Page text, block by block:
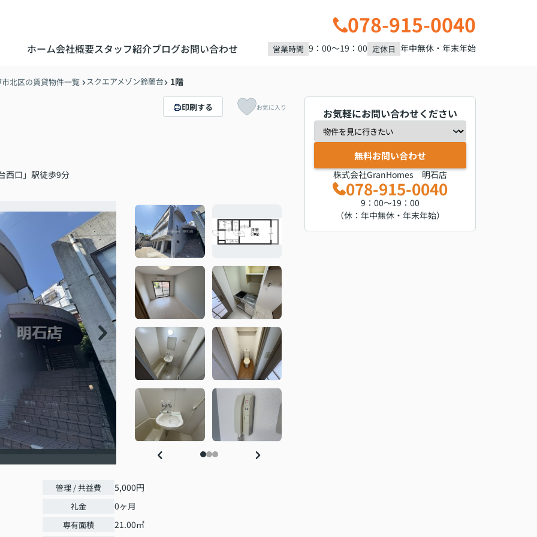
078-915-0040
ホーム会社概要スタッフ紹介ブログお問い合わせ 営業時間 9：00～19：00 定休日 年中無休・年末年始
北区の賃貸物件一覧 スクエアメゾン鈴蘭台 1階
西口」駅徒歩9分
印刷する お気に入り
管理 / 共益費 5,000円
礼金 0ヶ月
専有面積 21.00㎡
お気軽にお問い合わせください
無料お問い合わせ
株式会社GranHomes 明石店
078-915-0040
9：00～19：00
（休：年中無休・年末年始）